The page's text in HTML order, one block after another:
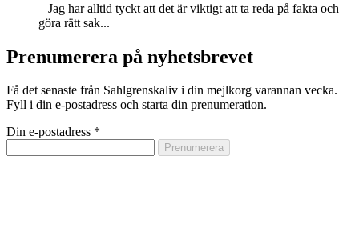
– Jag har alltid tyckt att det är viktigt att ta reda på fakta och
göra rätt sak...
Prenumerera på nyhetsbrevet
Få det senaste från Sahlgrenskaliv i din mejlkorg varannan vecka.
Fyll i din e-postadress och starta din prenumeration.
Din e-postadress *